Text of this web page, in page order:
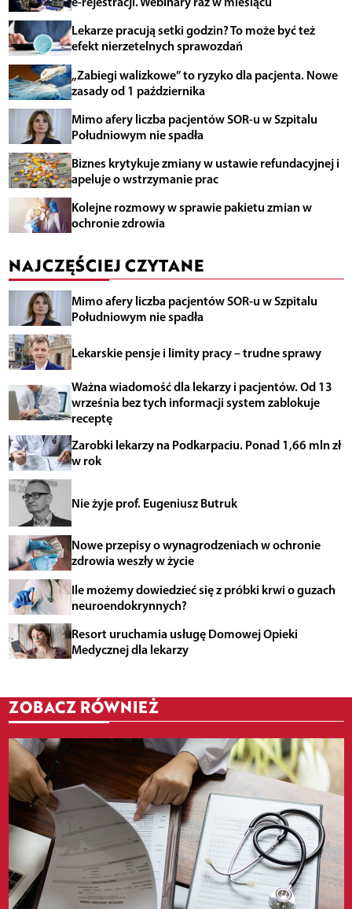
Lekarze pracują setki godzin? To może być też
efekt nierzetelnych sprawozdań
„Zabiegi walizkowe” to ryzyko dla pacjenta. Nowe
zasady od 1 października
Mimo afery liczba pacjentów SOR-u w Szpitalu
Południowym nie spadła
Biznes krytykuje zmiany w ustawie refundacyjnej i
apeluje o wstrzymanie prac
Kolejne rozmowy w sprawie pakietu zmian w
ochronie zdrowia
NAJCZĘŚCIEJ CZYTANE
Mimo afery liczba pacjentów SOR-u w Szpitalu
Południowym nie spadła
Lekarskie pensje i limity pracy – trudne sprawy
Ważna wiadomość dla lekarzy i pacjentów. Od 13
września bez tych informacji system zablokuje
receptę
Zarobki lekarzy na Podkarpaciu. Ponad 1,66 mln zł
w rok
Nie żyje prof. Eugeniusz Butruk
Nowe przepisy o wynagrodzeniach w ochronie
zdrowia weszły w życie
Ile możemy dowiedzieć się z próbki krwi o guzach
neuroendokrynnych?
Resort uruchamia usługę Domowej Opieki
Medycznej dla lekarzy
ZOBACZ RÓWNIEŻ